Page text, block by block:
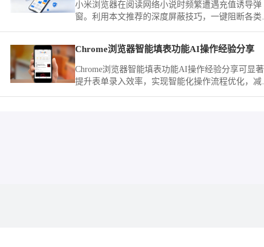
小米浏览器在阅读网络小说时频繁遭遇充值诱导弹
窗。利用本文推荐的深度屏蔽技巧，一键阻断各类
Chrome浏览器智能填表功能AI操作经验分享
Chrome浏览器智能填表功能AI操作经验分享可显著
提升表单录入效率，实现智能化操作流程优化，减